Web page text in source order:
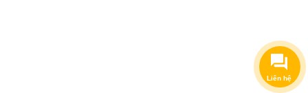
Liên hệ